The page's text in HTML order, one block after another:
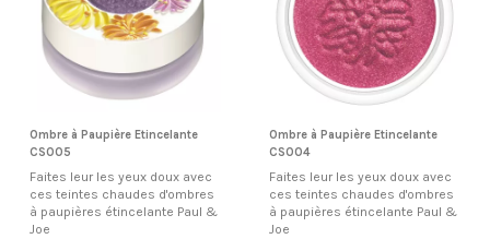
Ombre à Paupière Etincelante
CS005
Faites leur les yeux doux avec
ces teintes chaudes d'ombres
à paupières étincelante Paul &
Joe
Ombre à Paupière Etincelante
CS004
Faites leur les yeux doux avec
ces teintes chaudes d'ombres
à paupières étincelante Paul &
Joe